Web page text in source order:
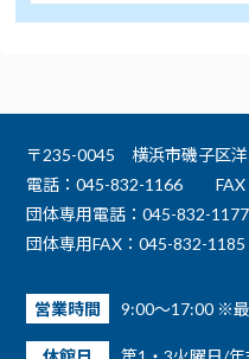
〒235-0045 横浜市磯子区洋
電話：045-832-1166
団体専用電話：045-832-1177
団体専用FAX：045-832-1185
営業時間 9:00～17:00 ※